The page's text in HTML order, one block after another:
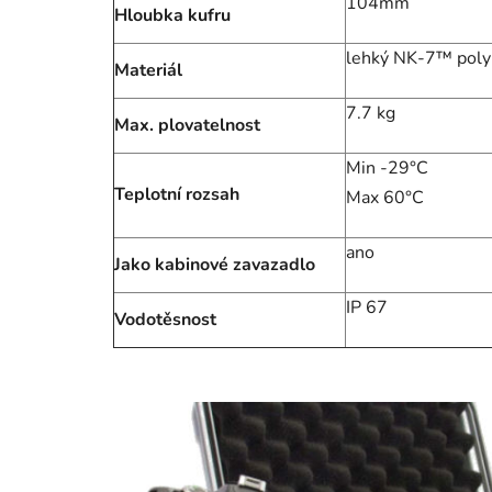
Hloubka kufru
Materiál lehký NK-7™
Max. plovatelnost 7.7 kg
Teplotní rozsah
Min -29°C
Max 60°C
Jako kabinové zavazadlo ano
Vodotěsnost IP 67